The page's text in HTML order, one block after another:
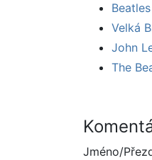
Velká
John
The
Jméno/